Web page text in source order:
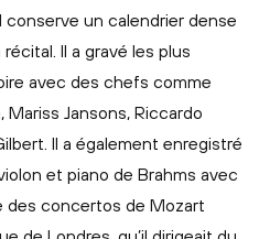
un calendrier dense
Il a gravé les plus
avec des chefs comme
Jansons, Riccardo
Il a également enregistré
et piano de Brahms avec
des concertos de Mozart